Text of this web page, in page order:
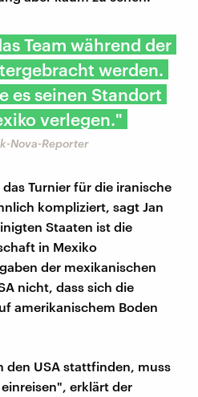
Team während der
werden.
es seinen Standort
verlegen."
Nova-Reporter
Turnier für die iranische
kompliziert, sagt Jan
Staaten ist die
in Mexiko
der mexikanischen
nicht, dass sich die
amerikanischem Boden
den USA stattfinden, muss
erklärt der